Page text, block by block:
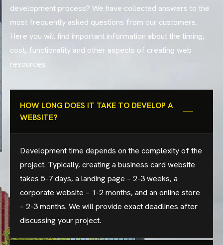
development process? We have collected answers to the
most frequently asked questions from our customers.
Here you will find important information about the timing,
cost, functionality and other aspects of creating web
resources.
HOW LONG DOES IT TAKE TO DEVELOP A
WEBSITE?
Development time depends on the complexity of the
project. Typically, creating a business card website
takes 5-7 days, a landing page – 2-3 weeks, a
corporate website – 1-2 months, and an online store
– 2-3 months. We will provide exact deadlines after
discussing your project.